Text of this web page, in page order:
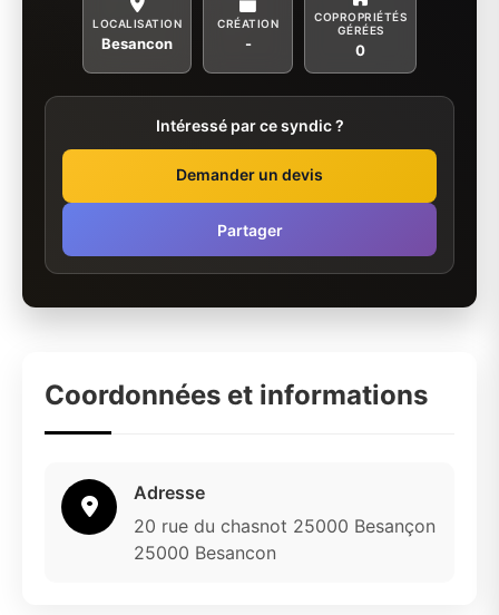
LOCALISATION
Besancon
CRÉATION
-
COPROPRIÉTÉS
GÉRÉES
0
Intéressé par ce syndic ?
Demander un devis
Partager
Coordonnées et informations
Adresse
20 rue du chasnot 25000 Besançon
25000 Besancon